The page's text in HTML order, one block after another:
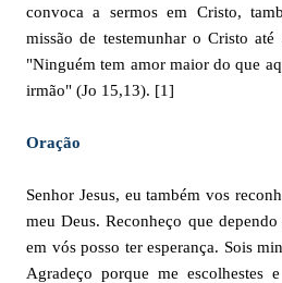
convoca a sermos em Cristo,
missão de testemunhar o Cristo até
"Ninguém tem amor maior do que
irmão" (Jo 15,13). [1]
Oração
Senhor Jesus, eu também vos
meu Deus. Reconheço que
em vós posso ter esperança. Sois
Agradeço porque me escolhestes